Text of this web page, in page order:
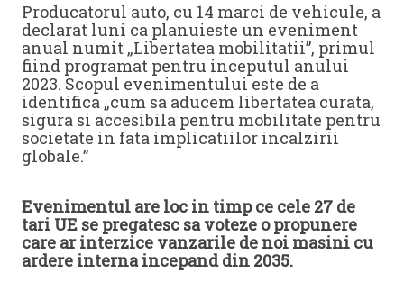
Producatorul auto, cu 14 marci de vehicule, a
declarat luni ca planuieste un eveniment
anual numit „Libertatea mobilitatii”, primul
fiind programat pentru inceputul anului
2023. Scopul evenimentului este de a
identifica „cum sa aducem libertatea curata,
sigura si accesibila pentru mobilitate pentru
societate in fata implicatiilor incalzirii
globale.”
Evenimentul are loc in timp ce cele 27 de
tari UE se pregatesc sa voteze o propunere
care ar interzice vanzarile de noi masini cu
ardere interna incepand din 2035.